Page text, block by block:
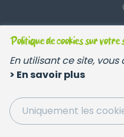
Politique de cookies sur votre
En utilisant ce site,
> En savoir plus
Uniquement les